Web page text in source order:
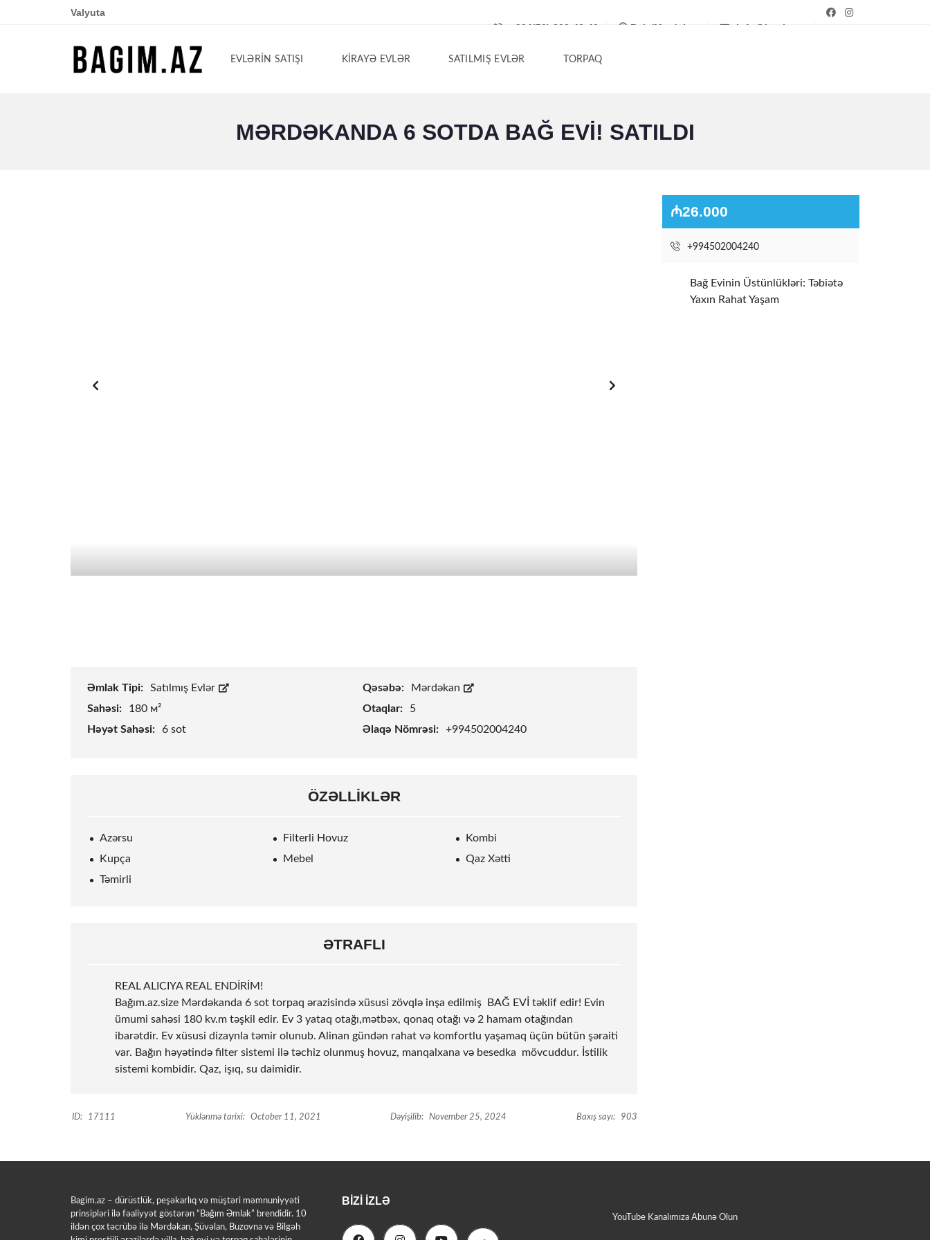
Valyuta
+994(50) 200-42-40
Bakı/Mərdəkan info@bagim.az
EVLƏRIN SATIŞI KIRAYƏ EVLƏR SATILMIŞ EVLƏR TORPAQ
MƏRDƏKANDA 6 SOTDA BAĞ EVI! SATILDI
Əmlak Tipi: Satılmış Evlər Qəsəbə:
Mərdəkan
Sahəsi:
180 м² Otaqlar:
5
Həyət Sahəsi:
6 sot Əlaqə Nömrəsi: +994502004240
ÖZƏLLIKLƏR
Azərsu Filterli Hovuz
Kombi
Kupça
Mebel
Qaz Xətti
Təmirli
ƏTRAFLI
REAL ALICIYA REAL ENDİRİM!
Bağım.az.size Mərdəkanda 6 sot torpaq ərazisində xüsusi zövqlə inşa edilmiş BAĞ EVİ təklif edir! Evin
ümumi sahəsi 180 kv.m təşkil edir. Ev 3 yataq otağı,mətbəx, qonaq otağı və 2 hamam otağından
ibarətdir. Ev xüsusi dizaynla təmir olunub. Alinan gündən rahat və komfortlu yaşamaq üçün bütün şəraiti
var. Bağın həyətində filter sistemi ilə təchiz olunmuş hovuz, manqalxana və besedka mövcuddur. İstilik
sistemi kombidir. Qaz, işıq, su daimidir.
ID: 17111 Yüklənmə tarixi: October 11, 2021 Dəyişilib: November 25, 2024 Baxış sayı: 903
₼26.000
+994502004240
Bağ Evinin Üstünlükləri: Təbiətə
Yaxın Rahat Yaşam
Bagim.az – dürüstlük, peşəkarlıq və müştəri məmnuniyyəti
prinsipləri ilə fəaliyyət göstərən “Bağım Əmlak” brendidir. 10
ildən çox təcrübə ilə Mərdəkan, Şüvəlan, Buzovna və Bilgəh
BIZI İZLƏ
YouTube Kanalımıza Abunə Olun